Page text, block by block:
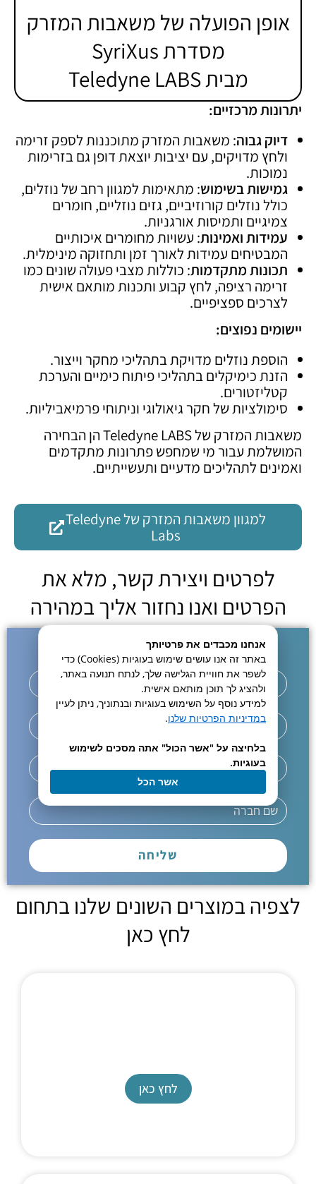
אופן הפועלה של משאבות המזרק
מסדרת SyriXus
מבית Teledyne LABS
יתרונות מרכזיים:
דיוק גבוה: משאבות המזרק מתוכננות לספק זרימה
ולחץ מדויקים, עם יציבות יוצאת דופן גם בזרימות
נמוכות.
גמישות בשימוש: מתאימות למגוון רחב של נוזלים,
כולל נוזלים קורוזיביים, גזים נוזליים, חומרים
צמיגיים ותמיסות אורגניות.
עמידות ואמינות: עשויות מחומרים איכותיים
המבטיחים עמידות לאורך זמן ותחזוקה מינימלית.
תכונות מתקדמות: כוללות מצבי פעולה שונים כמו
זרימה רציפה, לחץ קבוע ותכנות מותאם אישית
לצרכים ספציפיים.
יישומים נפוצים:
הוספת נוזלים מדויקת בתהליכי מחקר וייצור.
הזנת כימיקלים בתהליכי פיתוח כימיים והערכת
קטליזטורים.
סימולציות של חקר גיאולוגי וניתוחי פרמיאביליות.
משאבות המזרק של Teledyne LABS הן הבחירה
המושלמת עבור מי שמחפש פתרונות מתקדמים
ואמינים לתהליכים מדעיים ותעשייתיים.
למגוון משאבות המזרק של Teledyne
Labs
לפרטים ויצירת קשר, מלא את
הפרטים ואנו נחזור אליך במהירה
שליחה
לצפיה במוצרים השונים שלנו בתחום
לחץ כאן
לחץ כאן
אנחנו מכבדים את פרטיותך
באתר זה אנו עושים שימוש בעוגיות (Cookies) כדי
לשפר את חוויית הגלישה שלך, לנתח תנועה באתר,
ולהציג לך תוכן מותאם אישית.
למידע נוסף על השימוש בעוגיות ובנתוניך, ניתן לעיין
במדיניות הפרטיות שלנו.
בלחיצה על "אשר הכול" אתה מסכים לשימוש
בעוגיות.
אשר הכל